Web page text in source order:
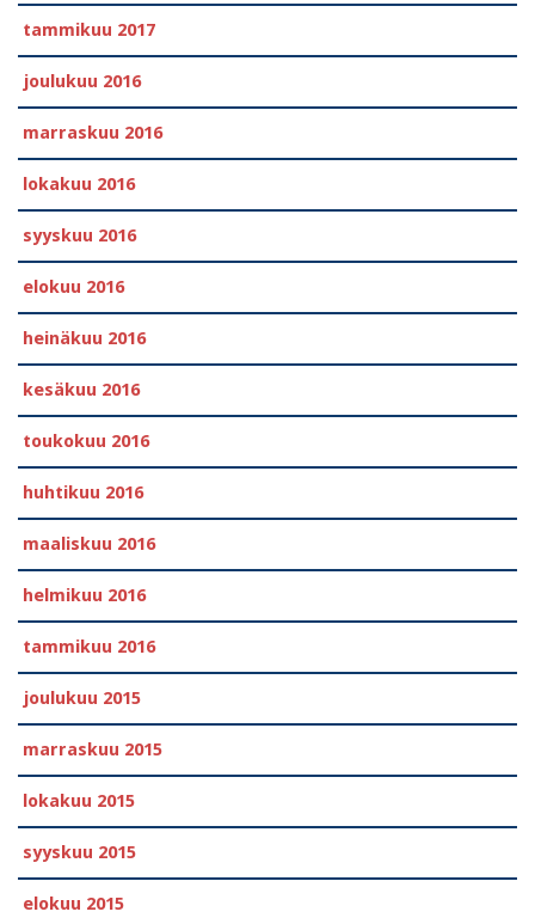
tammikuu 2017
joulukuu 2016
marraskuu 2016
lokakuu 2016
syyskuu 2016
elokuu 2016
heinäkuu 2016
kesäkuu 2016
toukokuu 2016
huhtikuu 2016
maaliskuu 2016
helmikuu 2016
tammikuu 2016
joulukuu 2015
marraskuu 2015
lokakuu 2015
syyskuu 2015
elokuu 2015